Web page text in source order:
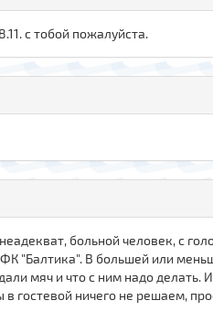
с тобой пожалуйста.
больной человек, с
"Балтика". В большей или
мяч и что с ним надо делать.
гостевой ничего не решаем,